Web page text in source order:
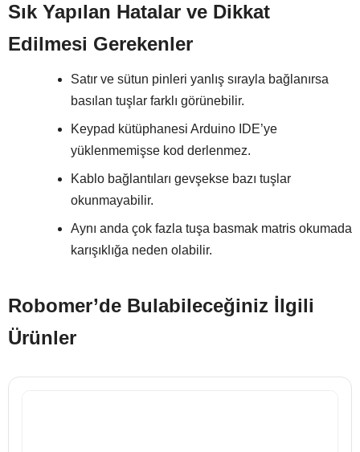
Sık Yapılan Hatalar ve Dikkat
Edilmesi Gerekenler
Satır ve sütun pinleri yanlış sırayla bağlanırsa
basılan tuşlar farklı görünebilir.
Keypad kütüphanesi Arduino IDE’ye
yüklenmemişse kod derlenmez.
Kablo bağlantıları gevşekse bazı tuşlar
okunmayabilir.
Aynı anda çok fazla tuşa basmak matris okumada
karışıklığa neden olabilir.
Robomer’de Bulabileceğiniz İlgili
Ürünler